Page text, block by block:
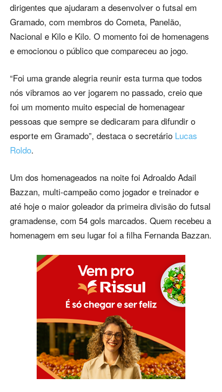
dirigentes que ajudaram a desenvolver o futsal em
Gramado, com membros do Cometa, Panelão,
Nacional e Kilo e Kilo. O momento foi de homenagens
e emocionou o público que compareceu ao jogo.
“Foi uma grande alegria reunir esta turma que todos
nós vibramos ao ver jogarem no passado, creio que
foi um momento muito especial de homenagear
pessoas que sempre se dedicaram para difundir o
esporte em Gramado”, destaca o secretário Lucas
Roldo.
Um dos homenageados na noite foi Adroaldo Adail
Bazzan, multi-campeão como jogador e treinador e
até hoje o maior goleador da primeira divisão do futsal
gramadense, com 54 gols marcados. Quem recebeu a
homenagem em seu lugar foi a filha Fernanda Bazzan.